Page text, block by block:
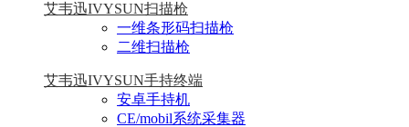
艾韦迅IVYSUN扫描枪
一维条形码扫描枪
二维扫描枪
艾韦迅IVYSUN手持终端
安卓手持机
CE/mobil系统采集器